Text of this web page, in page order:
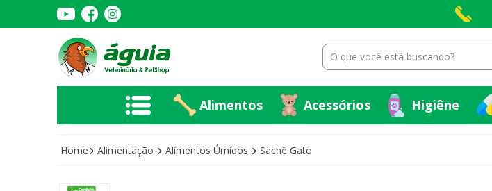
Alimentos Acessórios Higiêne
Higiêne
Home Alimentação Alimentos Úmidos Sachê Gato